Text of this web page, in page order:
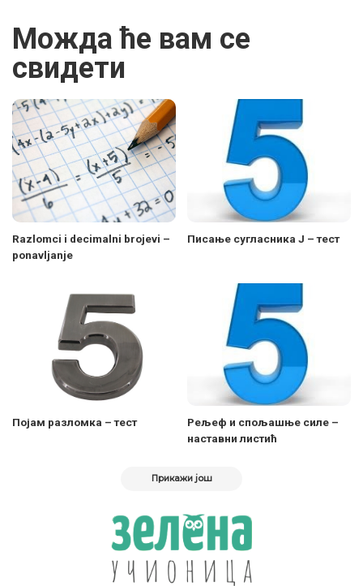
Можда ће вам се
свидети
Razlomci i decimalni brojevi –
ponavljanje
Писање сугласника Ј – тест
Појам разломка – тест
Рељеф и спољашње силе –
наставни листић
Прикажи још